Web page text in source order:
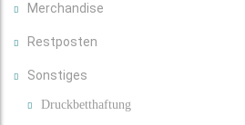
Merchandise
Restposten
Sonstiges
Druckbetthaftung